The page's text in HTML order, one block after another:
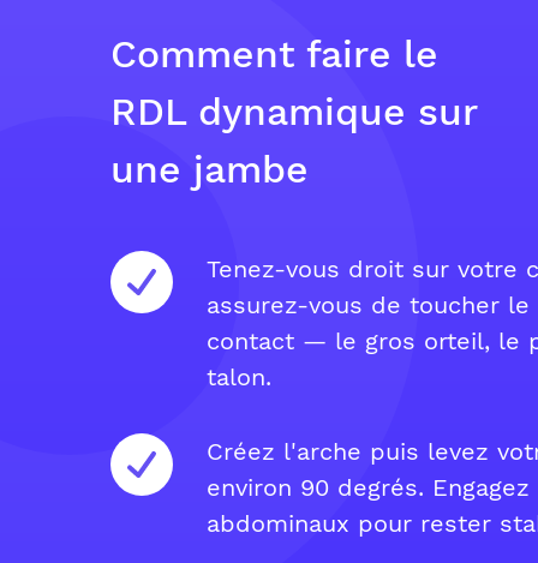
Comment faire le
RDL dynamique sur
une jambe
Tenez-vous droit sur votre
assurez-vous de toucher
contact — le gros orteil, le
talon.
Créez l'arche puis levez
environ 90 degrés.
abdominaux pour rester